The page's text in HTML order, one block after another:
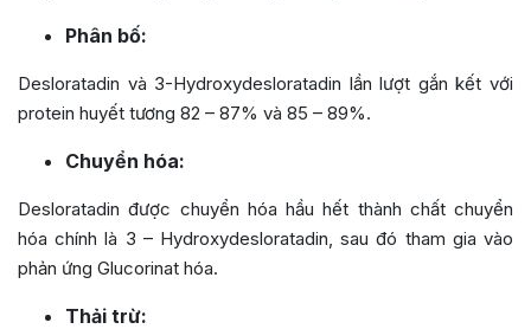
Phân bố:
Desloratadin và 3-Hydroxydesloratadin lần lượt gắn kết với
protein huyết tương 82 – 87% và 85 – 89%.
Chuyển hóa:
Desloratadin được chuyển hóa hầu hết thành chất chuyển
hóa chính là 3 – Hydroxydesloratadin, sau đó tham gia vào
phản ứng Glucorinat hóa.
Thải trừ: